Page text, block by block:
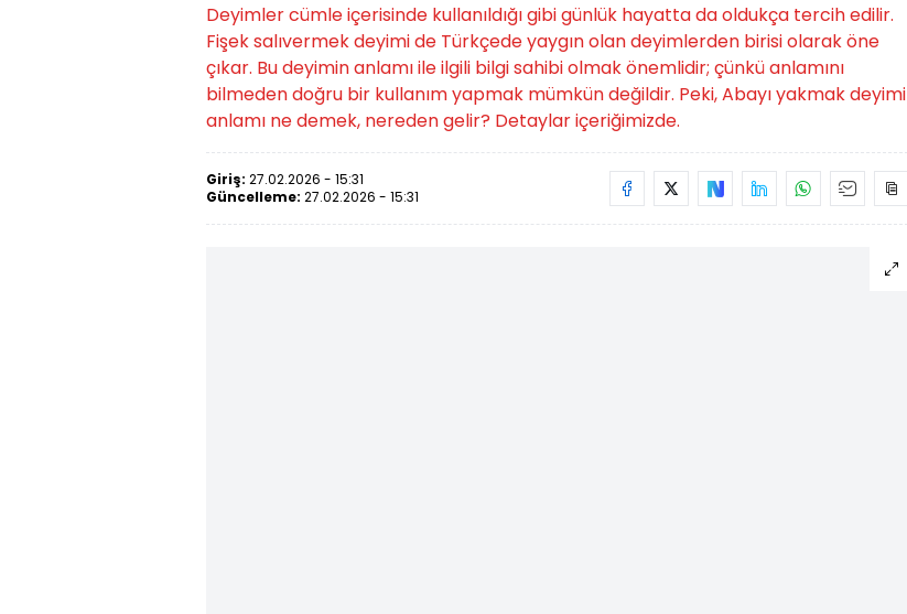
Deyimler cümle içerisinde kullanıldığı gibi günlük hayatta da oldukça tercih edilir.
Fişek salıvermek deyimi de Türkçede yaygın olan deyimlerden birisi olarak öne
çıkar. Bu deyimin anlamı ile ilgili bilgi sahibi olmak önemlidir; çünkü anlamını
bilmeden doğru bir kullanım yapmak mümkün değildir. Peki, Abayı yakmak deyimi
anlamı ne demek, nereden gelir? Detaylar içeriğimizde.
Giriş: 27.02.2026 - 15:31
Güncelleme: 27.02.2026 - 15:31